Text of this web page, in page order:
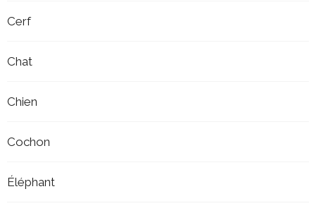
Cerf
Chat
Chien
Cochon
Éléphant